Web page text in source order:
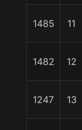
1485 11
1482 12
1247 13